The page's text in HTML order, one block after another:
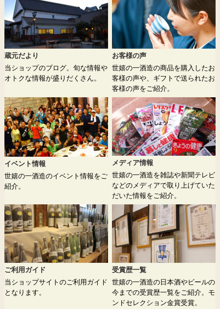
蔵元だより
当ショップのブログ。旬な情報や
オトクな情報が盛りだくさん。
お客様の声
世嬉の一酒造の商品を購入したお
客様の声や、ギフトで送られたお
客様の声をご紹介。
イベント情報
世嬉の一酒造のイベント情報をご
紹介。
メディア情報
世嬉の一酒造を雑誌や新聞テレビ
などのメディアで取り上げていた
だいた情報をご紹介。
ご利用ガイド
当ショップサイトのご利用ガイド
となります。
受賞歴一覧
世嬉の一酒造の日本酒やビールの
今までの受賞歴一覧をご紹介。モ
ンドセレクション金賞受賞。